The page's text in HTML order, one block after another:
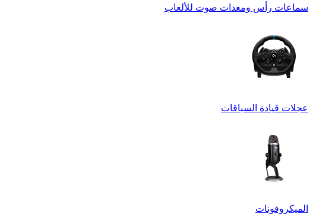
سماعات رأس ومعدات صوت للألعاب
عجلات قيادة السباقات
الميكروفونات